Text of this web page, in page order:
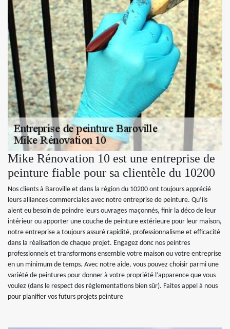
Mike Rénovation 10 est une entreprise de
peinture fiable pour sa clientèle du 10200
Nos clients à Baroville et dans la région du 10200 ont toujours apprécié
leurs alliances commerciales avec notre entreprise de peinture. Qu’ils
aient eu besoin de peindre leurs ouvrages maçonnés, finir la déco de leur
intérieur ou apporter une couche de peinture extérieure pour leur maison,
notre entreprise a toujours assuré rapidité, professionnalisme et efficacité
dans la réalisation de chaque projet. Engagez donc nos peintres
professionnels et transformons ensemble votre maison ou votre entreprise
en un minimum de temps. Avec notre aide, vous pouvez choisir parmi une
variété de peintures pour donner à votre propriété l’apparence que vous
voulez (dans le respect des règlementations bien sûr). Faites appel à nous
pour planifier vos futurs projets peinture